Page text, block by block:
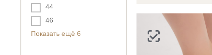
44
46
Показать ещё 6